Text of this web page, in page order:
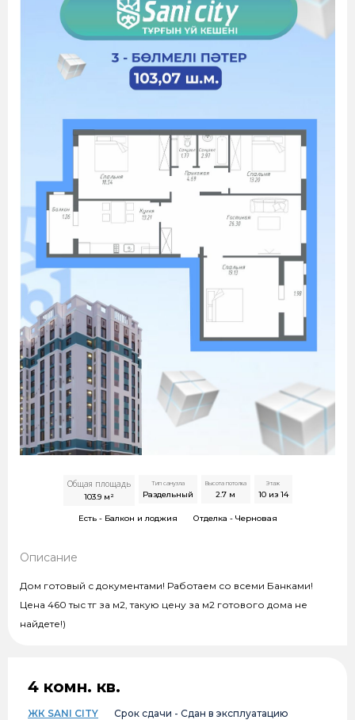
Общая площадь
103.9м²
Тип санузла
Раздельный
Высота потолка
2.7 м
Этаж
10 из 14
Есть - Балкон и лоджия Отделка - Черновая
Описание
Дом готовый с документами! Работаем со всеми Банками!
Цена 460 тыс тг за м2, такую цену за м2 готового дома не
найдете!)
4 комн. кв.
ЖК SANI CITY Срок сдачи - Сдан в эксплуатацию